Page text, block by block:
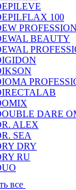
100
BEAUTY
DARE
ALEX
SEA
DRY
RU
все